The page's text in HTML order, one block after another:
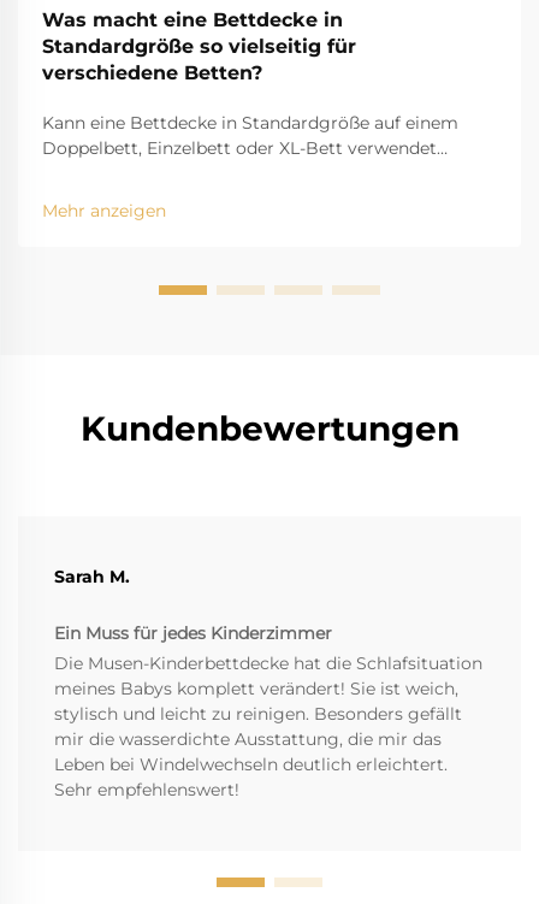
Was macht eine Bettdecke in
Standardgröße so vielseitig für
verschiedene Betten?
Kann eine Bettdecke in Standardgröße auf einem
Doppelbett, Einzelbett oder XL-Bett verwendet
Betttuchs und Styling-Tricks für maximale
Vielseitigkeit. Optimieren Sie jetzt Ihre Bettwäsche.
Mehr anzeigen
Kundenbewertungen
Sarah M.
Ein Muss für jedes Kinderzimmer
Die Musen-Kinderbettdecke hat die Schlafsituation
meines Babys komplett verändert! Sie ist weich,
stylisch und leicht zu reinigen. Besonders gefällt
mir die wasserdichte Ausstattung, die mir das
Leben bei Windelwechseln deutlich erleichtert.
Sehr empfehlenswert!